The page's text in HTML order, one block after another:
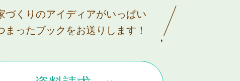
づくりのアイディアがいっぱい
まったブックをお送りします！